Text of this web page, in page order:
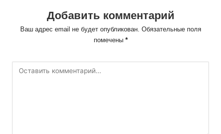
Добавить комментарий
Ваш адрес email не будет опубликован. Обязательные поля
помечены *